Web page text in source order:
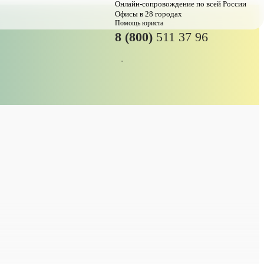
Онлайн-сопровождение по всей России
Офисы в 28 городах
Помощь юриста
8 (800) 511 37 96